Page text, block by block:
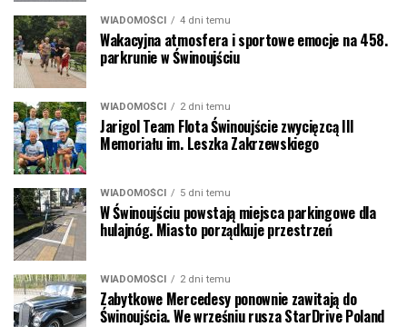
WIADOMOŚCI 4 dni temu
Wakacyjna atmosfera i sportowe emocje na 458.
parkrunie w Świnoujściu
WIADOMOŚCI 2 dni temu
Jarigol Team Flota Świnoujście zwycięzcą III
Memoriału im. Leszka Zakrzewskiego
WIADOMOŚCI 5 dni temu
W Świnoujściu powstają miejsca parkingowe dla
hulajnóg. Miasto porządkuje przestrzeń
WIADOMOŚCI 2 dni temu
Zabytkowe Mercedesy ponownie zawitają do
Świnoujścia. We wrześniu rusza StarDrive Poland